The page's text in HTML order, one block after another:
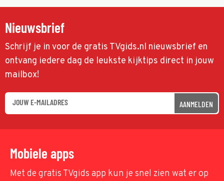
Nieuwsbrief
Schrijf je in voor de gratis TVgids.nl nieuwsbrief en
ontvang iedere dag de leukste kijktips direct in jouw
mailbox!
AANMELDEN
Mobiele apps
Met de gratis TVgids app kun je snel zien wat er op